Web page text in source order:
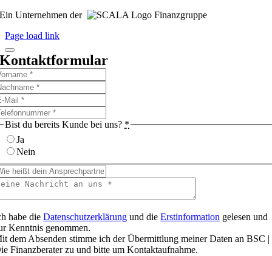
Ein Unternehmen der
Finanzgruppe
Page load link
Kontaktformular
Bist du bereits Kunde bei uns? *
Ja
Nein
habe dieDatenschutzerklärung und dieErstinformation gelesen und
Kenntnis genommen.
dem Absenden stimme ich der Übermittlung meiner Daten an BSC |
Finanzberater zu und bitte um Kontaktaufnahme.